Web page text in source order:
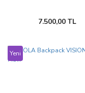
7.500,00 TL
Yeni